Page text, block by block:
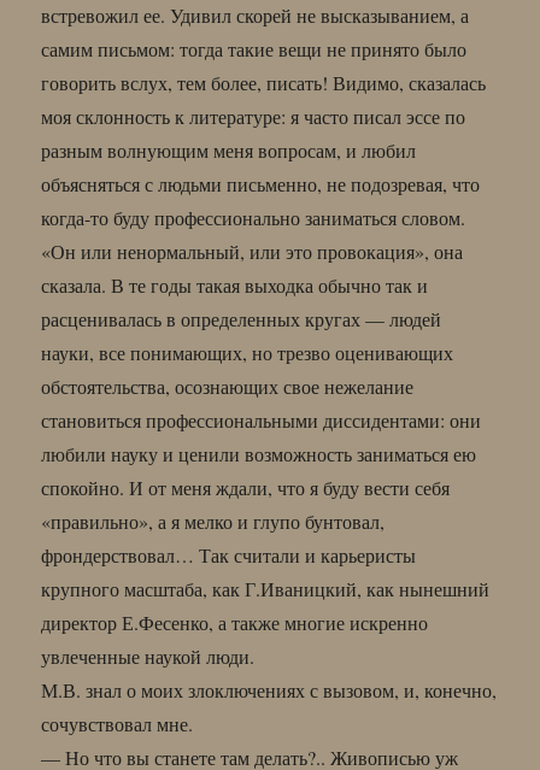
встревожил ее. Удивил скорей не высказыванием, а
самим письмом: тогда такие вещи не принято было
говорить вслух, тем более, писать! Видимо, сказалась
моя склонность к литературе: я часто писал эссе по
разным волнующим меня вопросам, и любил
объясняться с людьми письменно, не подозревая, что
когда-то буду профессионально заниматься словом.
«Он или ненормальный, или это провокация», она
сказала. В те годы такая выходка обычно так и
расценивалась в определенных кругах — людей
науки, все понимающих, но трезво оценивающих
обстоятельства, осознающих свое нежелание
становиться профессиональными диссидентами: они
любили науку и ценили возможность заниматься ею
спокойно. И от меня ждали, что я буду вести себя
«правильно», а я мелко и глупо бунтовал,
фрондерствовал… Так считали и карьеристы
крупного масштаба, как Г.Иваницкий, как нынешний
директор Е.Фесенко, а также многие искренно
увлеченные наукой люди.
М.В. знал о моих злоключениях с вызовом, и, конечно,
сочувствовал мне.
— Но что вы станете там делать?.. Живописью уж